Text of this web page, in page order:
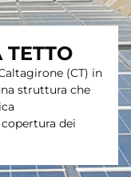
TETTO
(CT) in
struttura che
dei